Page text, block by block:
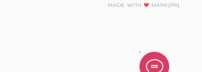
MADE WITH MARK[PR]